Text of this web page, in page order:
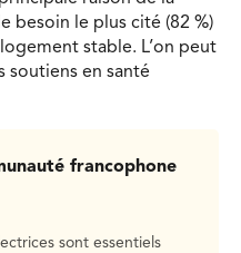
besoin le plus cité (82 %)
stable. L’on peut
soutiens en santé
francophone
sont essentiels